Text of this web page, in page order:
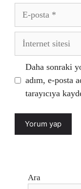
posta
İnternet
Daha sonraki
adım, e-posta
tarayıcıya
Ara